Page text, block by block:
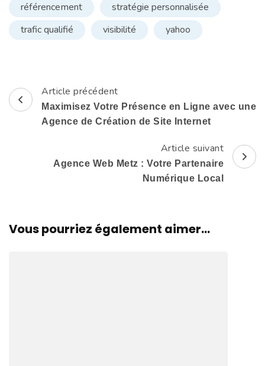
référencement
stratégie personnalisée
trafic qualifié
visibilité yahoo
Navigation
d'article
Article précédent
Maximisez Votre Présence en Ligne avec une
Agence de Création de Site Internet
Article suivant
Agence Web Metz : Votre Partenaire
Numérique Local
Vous pourriez également aimer...